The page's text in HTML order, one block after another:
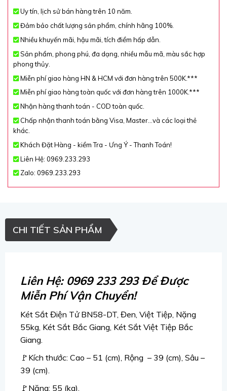
Uy tín, lịch sử bán hàng trên 10 năm.
Đảm bảo chất lượng sản phẩm, chính hãng 100%.
Nhiều khuyến mãi, hậu mãi, tích điểm hấp dẫn.
Sản phẩm, phong phú, đa dạng, nhiều mẫu mã, màu sắc hợp
phong thủy.
Miễn phí giao hàng HN & HCM với đơn hàng trên 500K.***
Miễn phí giao hàng toàn quốc với đơn hàng trên 1000K.***
Nhận hàng thanh toán - COD toàn quốc.
Chấp nhận thanh toán bằng Visa, Master...và các loại thẻ
khác.
Khách Đặt Hàng - kiểm Tra - Ưng Ý - Thanh Toán!
Liên Hệ: 0969.233.293
Zalo: 0969.233.293
CHI TIẾT SẢN PHẨM
Liên Hệ: 0969 233 293 Để Được
Miễn Phí Vận Chuyển!
Két Sắt Điện Tử BN58-DT, Đen, Việt Tiệp, Nặng
55kg, Két Sắt Bắc Giang, Két Sắt Việt Tiệp Bắc
Giang.
🚩Kích thước: Cao – 51 (cm), Rộng – 39 (cm), Sâu –
39 (cm).
🚩Nặng: 55 (kg).